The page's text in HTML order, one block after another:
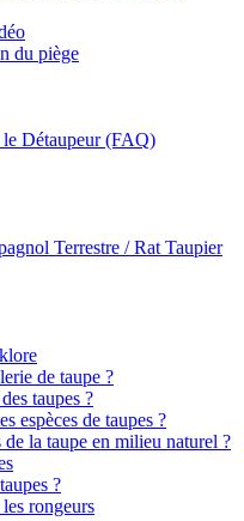
du piège
le Détaupeur (FAQ)
Terrestre / Rat Taupier
de taupe ?
taupes ?
espèces de taupes ?
de la taupe en milieu naturel ?
?
rongeurs